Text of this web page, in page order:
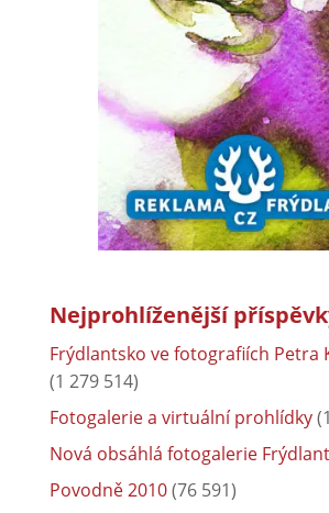
Nejprohlíženější
Frýdlantsko ve fotografiích Petra
(1 279 514)
Fotogalerie a virtuální prohlídky
Nová obsáhlá fotogalerie
Povodně 2010(76 591)